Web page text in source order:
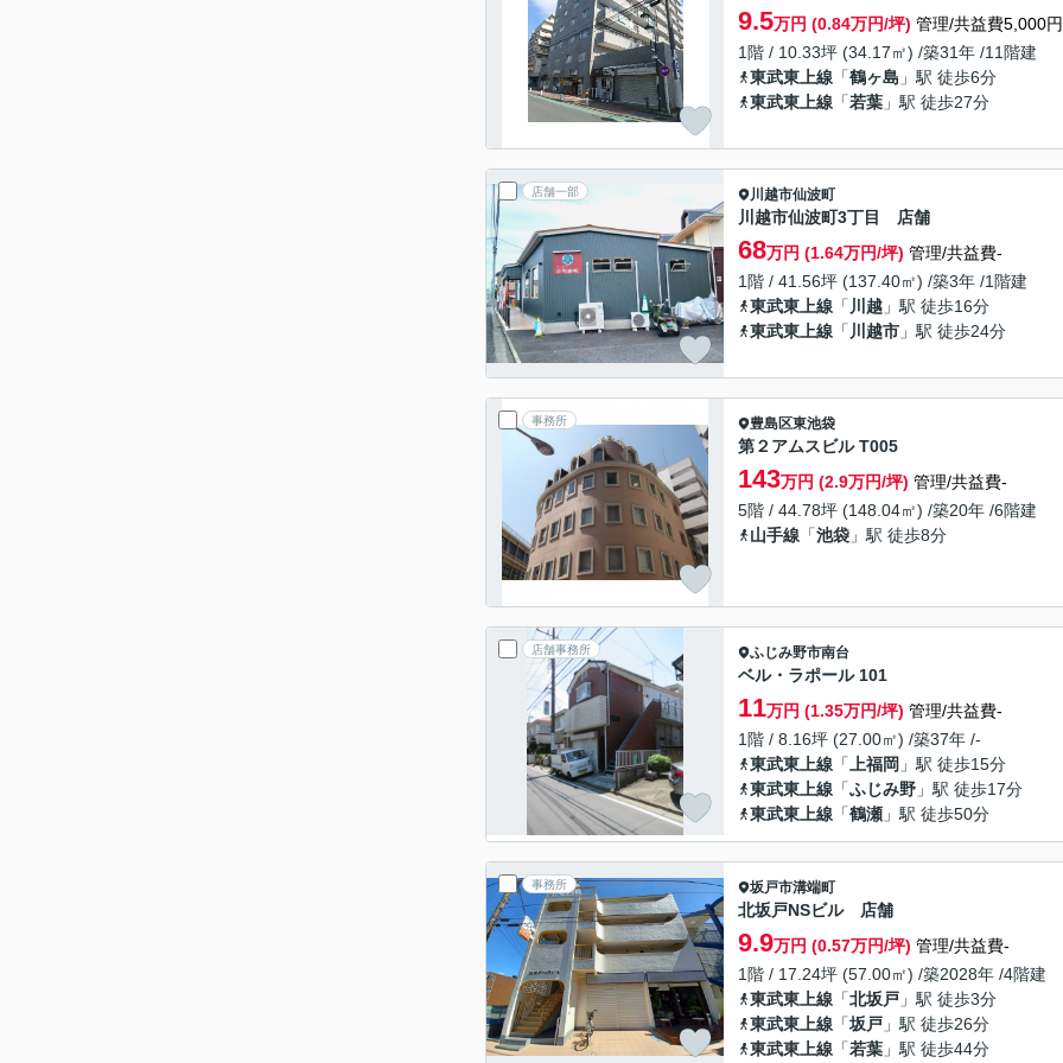
9.5万円 (0.84万円/坪) 管理/共益費5,000円
1階 / 10.33坪 (34.17㎡) /築31年 /11階建
東武東上線 「鶴ヶ島 」駅 徒歩6分
東武東上線 「若葉 」駅 徒歩27分
店舗一部 川越市仙波町
川越市仙波町3丁目 店舗
68万円 (1.64万円/坪) 管理/共益費-
1階 / 41.56坪 (137.40㎡) /築3年 /1階建
東武東上線 「 川越 」駅 徒歩16分
東武東上線 「 川越市 」駅 徒歩24分
事務所 豊島区東池袋
第２アムスビル T005
143万円 (2.9万円/坪) 管理/共益費-
5階 / 44.78坪 (148.04㎡) /築20年 /6階建
山手線 「池袋 」駅 徒歩8分
店舗事務所 ふじみ野市南台
ベル・ラポール 101
11万円 (1.35万円/坪) 管理/共益費-
1階 / 8.16坪 (27.00㎡) /築37年 /-
東武東上線 「 上福岡 」駅 徒歩15分
東武東上線 「ふじみ野 」駅 徒歩17分
東武東上線 「鶴瀬 」駅 徒歩50分
事務所 坂戸市溝端町
北坂戸NSビル 店舗
9.9万円 (0.57万円/坪) 管理/共益費-
1階 / 17.24坪 (57.00㎡) /築2028年 /4階建
東武東上線 「北坂戸 」駅 徒歩3分
東武東上線 「坂戸 」駅 徒歩26分
東武東上線 「若葉 」駅 徒歩44分